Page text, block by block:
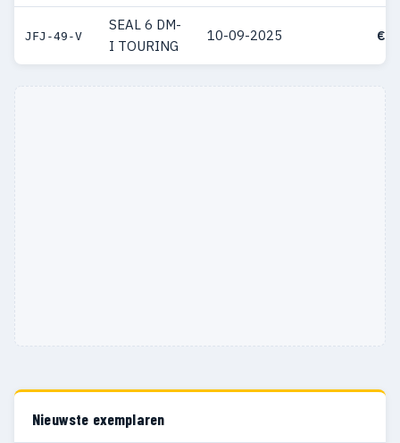
JFJ-49-V
SEAL 6 DM-
I TOURING
10-09-2025 €
Nieuwste exemplaren